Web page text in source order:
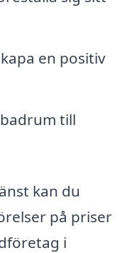
en positiv
till
kan du
på priser
i